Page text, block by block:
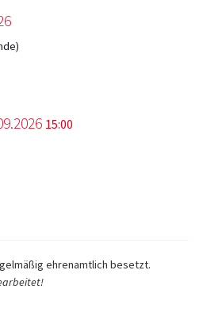
2026 15:00
ehrenamtlich besetzt.